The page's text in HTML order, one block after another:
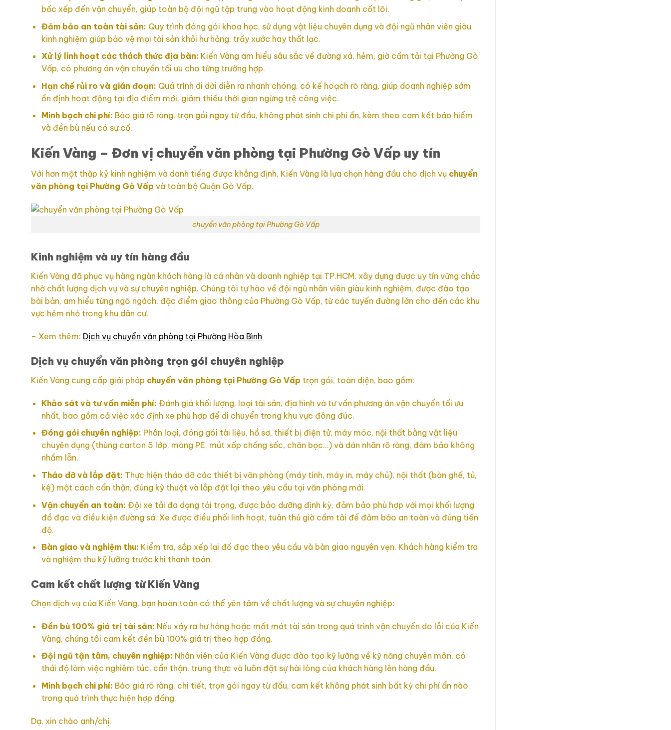
bốc xếp đến vận chuyển, giúp toàn bộ đội ngũ tập trung vào hoạt động kinh doanh cốt lõi.
Đảm bảo an toàn tài sản: Quy trình đóng gói khoa học, sử dụng vật liệu chuyên dụng và đội ngũ nhân viên giàu
kinh nghiệm giúp bảo vệ mọi tài sản khỏi hư hỏng, trầy xước hay thất lạc.
Xử lý linh hoạt các thách thức địa bàn: Kiến Vàng am hiểu sâu sắc về đường xá, hẻm, giờ cấm tải tại Phường Gò
Vấp, có phương án vận chuyển tối ưu cho từng trường hợp.
Hạn chế rủi ro và gián đoạn: Quá trình di dời diễn ra nhanh chóng, có kế hoạch rõ ràng, giúp doanh nghiệp sớm
ổn định hoạt động tại địa điểm mới, giảm thiểu thời gian ngừng trệ công việc.
Minh bạch chi phí: Báo giá rõ ràng, trọn gói ngay từ đầu, không phát sinh chi phí ẩn, kèm theo cam kết bảo hiểm
và đền bù nếu có sự cố.
Kiến Vàng – Đơn vị chuyển văn phòng tại Phường Gò Vấp uy tín
Với hơn một thập kỷ kinh nghiệm và danh tiếng được khẳng định, Kiến Vàng là lựa chọn hàng đầu cho dịch vụ chuyển
văn phòng tại Phường Gò Vấp và toàn bộ Quận Gò Vấp.
chuyển văn phòng tại Phường Gò Vấp
Kinh nghiệm và uy tín hàng đầu
Kiến Vàng đã phục vụ hàng ngàn khách hàng là cá nhân và doanh nghiệp tại TP.HCM, xây dựng được uy tín vững chắc
nhờ chất lượng dịch vụ và sự chuyên nghiệp. Chúng tôi tự hào về đội ngũ nhân viên giàu kinh nghiệm, được đào tạo
bài bản, am hiểu từng ngõ ngách, đặc điểm giao thông của Phường Gò Vấp, từ các tuyến đường lớn cho đến các khu
vực hẻm nhỏ trong khu dân cư.
– Xem thêm: Dịch vụ chuyển văn phòng tại Phường Hòa Bình
Dịch vụ chuyển văn phòng trọn gói chuyên nghiệp
Kiến Vàng cung cấp giải pháp chuyển văn phòng tại Phường Gò Vấp trọn gói, toàn diện, bao gồm:
Khảo sát và tư vấn miễn phí: Đánh giá khối lượng, loại tài sản, địa hình và tư vấn phương án vận chuyển tối ưu
nhất, bao gồm cả việc xác định xe phù hợp để di chuyển trong khu vực đông đúc.
Đóng gói chuyên nghiệp: Phân loại, đóng gói tài liệu, hồ sơ, thiết bị điện tử, máy móc, nội thất bằng vật liệu
chuyên dụng (thùng carton 5 lớp, màng PE, mút xốp chống sốc, chăn bọc…) và dán nhãn rõ ràng, đảm bảo không
nhầm lẫn.
Tháo dỡ và lắp đặt: Thực hiện tháo dỡ các thiết bị văn phòng (máy tính, máy in, máy chủ), nội thất (bàn ghế, tủ,
kệ) một cách cẩn thận, đúng kỹ thuật và lắp đặt lại theo yêu cầu tại văn phòng mới.
Vận chuyển an toàn: Đội xe tải đa dạng tải trọng, được bảo dưỡng định kỳ, đảm bảo phù hợp với mọi khối lượng
đồ đạc và điều kiện đường sá. Xe được điều phối linh hoạt, tuân thủ giờ cấm tải để đảm bảo an toàn và đúng tiến
độ.
Bàn giao và nghiệm thu: Kiểm tra, sắp xếp lại đồ đạc theo yêu cầu và bàn giao nguyên vẹn. Khách hàng kiểm tra
và nghiệm thu kỹ lưỡng trước khi thanh toán.
Cam kết chất lượng từ Kiến Vàng
Chọn dịch vụ của Kiến Vàng, bạn hoàn toàn có thể yên tâm về chất lượng và sự chuyên nghiệp:
Đền bù 100% giá trị tài sản: Nếu xảy ra hư hỏng hoặc mất mát tài sản trong quá trình vận chuyển do lỗi của Kiến
Vàng, chúng tôi cam kết đền bù 100% giá trị theo hợp đồng.
Đội ngũ tận tâm, chuyên nghiệp: Nhân viên của Kiến Vàng được đào tạo kỹ lưỡng về kỹ năng chuyên môn, có
thái độ làm việc nghiêm túc, cẩn thận, trung thực và luôn đặt sự hài lòng của khách hàng lên hàng đầu.
Minh bạch chi phí: Báo giá rõ ràng, chi tiết, trọn gói ngay từ đầu, cam kết không phát sinh bất kỳ chi phí ẩn nào
trong quá trình thực hiện hợp đồng.
Dạ, xin chào anh/chị.